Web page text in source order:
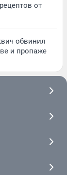
от
обвинил
и пропаже